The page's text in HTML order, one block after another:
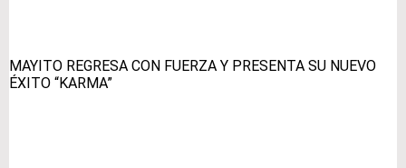
MAYITO REGRESA CON FUERZA Y PRESENTA SU NUEVO
ÉXITO “KARMA”